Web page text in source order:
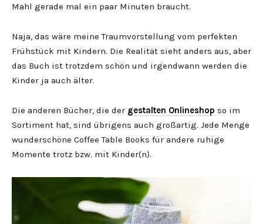
Mahl gerade mal ein paar Minuten braucht.
Naja, das wäre meine Traumvorstellung vom perfekten
Frühstück mit Kindern. Die Realität sieht anders aus, aber
das Buch ist trotzdem schön und irgendwann werden die
Kinder ja auch älter.
Die anderen Bücher, die der gestalten Onlineshop so im
Sortiment hat, sind übrigens auch großartig. Jede Menge
wunderschöne Coffee Table Books für andere ruhige
Momente trotz bzw. mit Kinder(n).